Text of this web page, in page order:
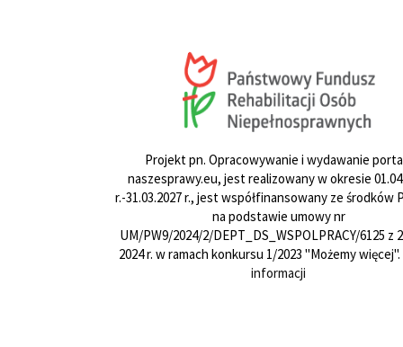
Projekt pn. Opracowywanie i wydawanie
naszesprawy.eu, jest realizowany w okresie
r.-31.03.2027 r., jest współfinansowany ze środków
na podstawie umowy nr
UM/PW9/2024/2/DEPT_DS_WSPOLPRACY/6125 z
2024 r. w ramach konkursu 1/2023 "Możemy więcej".
informacji